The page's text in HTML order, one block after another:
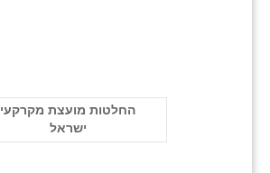
החלטות מועצת מקרקעי
ישראל